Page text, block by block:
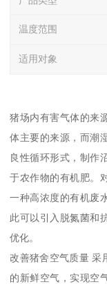
温度范围
适用对象
猪场内有害气体的来
体主要的来源，而潮
良性循环形式，制作
于农作物的有机肥。
一种高浓度的有机废
此可以引入脱氮菌和
优化。
改善猪舍空气质量 采
的新鲜空气，实现空